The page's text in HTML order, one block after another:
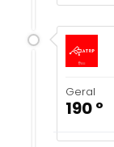
Geral
190 º